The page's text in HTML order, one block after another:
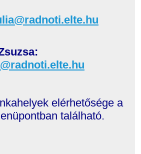
elérhetősége a
található.